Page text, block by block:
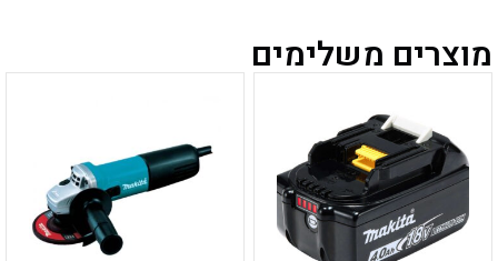
מוצרים משלימים